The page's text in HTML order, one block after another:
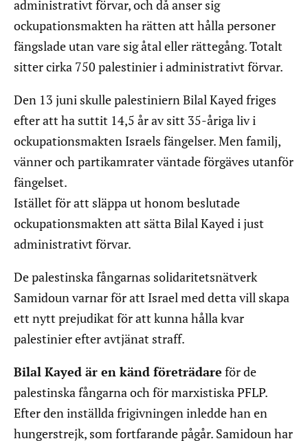
administrativt förvar, och då anser sig
ockupationsmakten ha rätten att hålla personer
fängslade utan vare sig åtal eller rättegång. Totalt
sitter cirka 750 palestinier i administrativt förvar.
Den 13 juni skulle palestiniern Bilal Kayed friges
efter att ha suttit 14,5 år av sitt 35-åriga liv i
ockupationsmakten Israels fängelser. Men familj,
vänner och partikamrater väntade förgäves utanför
fängelset.
Istället för att släppa ut honom beslutade
ockupationsmakten att sätta Bilal Kayed i just
administrativt förvar.
De palestinska fångarnas solidaritetsnätverk
Samidoun varnar för att Israel med detta vill skapa
ett nytt prejudikat för att kunna hålla kvar
palestinier efter avtjänat straff.
Bilal Kayed är en känd företrädare för de
palestinska fångarna och för marxistiska PFLP.
Efter den inställda frigivningen inledde han en
hungerstrejk, som fortfarande pågår. Samidoun har